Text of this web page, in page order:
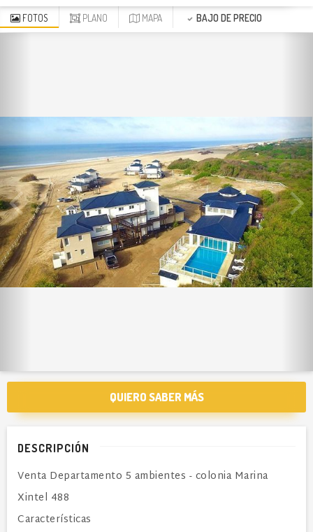
FOTOS PLANO MAPA BAJO DE PRECIO
QUIERO SABER MÁS
DESCRIPCIÓN
Venta Departamento 5 ambientes - colonia Marina
Xintel 488
Características